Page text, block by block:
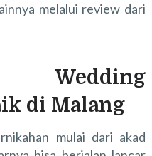
melalui review dari
Wedding
di Malang
mulai dari akad